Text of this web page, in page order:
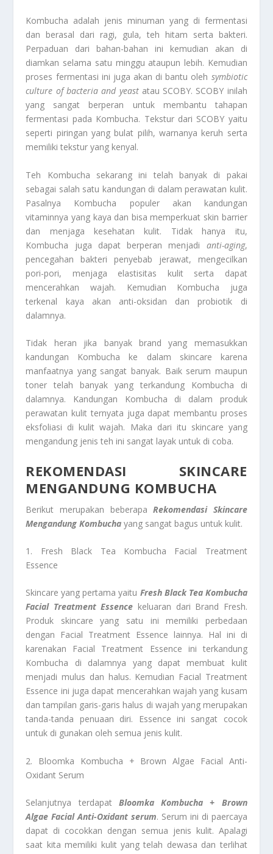
Kombucha adalah jenis minuman yang di fermentasi
dan berasal dari ragi, gula, teh hitam serta bakteri.
Perpaduan dari bahan-bahan ini kemudian akan di
diamkan selama satu minggu ataupun lebih. Kemudian
proses fermentasi ini juga akan di bantu oleh symbiotic
culture of bacteria and yeastatau SCOBY. SCOBY inilah
yang sangat berperan untuk membantu tahapan
fermentasi pada Kombucha. Tekstur dari SCOBY yaitu
seperti piringan yang bulat pilih, warnanya keruh serta
memiliki tekstur yang kenyal.
Teh Kombucha sekarang ini telah banyak di pakai
sebagai salah satu kandungan di dalam perawatan kulit.
Pasalnya Kombucha populer akan kandungan
vitaminnya yang kaya dan bisa memperkuat skin barrier
dan menjaga kesehatan kulit. Tidak hanya itu,
Kombucha juga dapat berperan menjadi anti-aging,
pencegahan bakteri penyebab jerawat, mengecilkan
pori-pori, menjaga elastisitas kulit serta dapat
mencerahkan wajah. Kemudian Kombucha juga
terkenal kaya akan anti-oksidan dan probiotik di
dalamnya.
Tidak heran jika banyak brand yang memasukkan
kandungan Kombucha ke dalam skincare karena
manfaatnya yang sangat banyak. Baik serum maupun
toner telah banyak yang terkandung Kombucha di
dalamnya. Kandungan Kombucha di dalam produk
perawatan kulit ternyata juga dapat membantu proses
eksfoliasi di kulit wajah. Maka dari itu skincare yang
mengandung jenis teh ini sangat layak untuk di coba.
REKOMENDASI SKINCARE
MENGANDUNG KOMBUCHA
Berikut merupakan beberapaRekomendasi Skincare
Mengandung Kombucha yang sangat bagus untuk kulit.
1. Fresh Black Tea Kombucha Facial Treatment
Essence
Skincare yang pertama yaitu Fresh Black Tea Kombucha
Facial Treatment Essence keluaran dari Brand Fresh.
Produk skincare yang satu ini memiliki perbedaan
dengan Facial Treatment Essence lainnya. Hal ini di
karenakan Facial Treatment Essence ini terkandung
Kombucha di dalamnya yang dapat membuat kulit
menjadi mulus dan halus. Kemudian Facial Treatment
Essence ini juga dapat mencerahkan wajah yang kusam
dan tampilan garis-garis halus di wajah yang merupakan
tanda-tanda penuaan diri. Essence ini sangat cocok
untuk di gunakan oleh semua jenis kulit.
2. Bloomka Kombucha + Brown Algae Facial Anti-
Oxidant Serum
Selanjutnya terdapat Bloomka Kombucha + Brown
Algae Facial Anti-Oxidant serum. Serum ini di paercaya
dapat di cocokkan dengan semua jenis kulit. Apalagi
saat kita memiliki kulit yang telah dewasa dan terlihat